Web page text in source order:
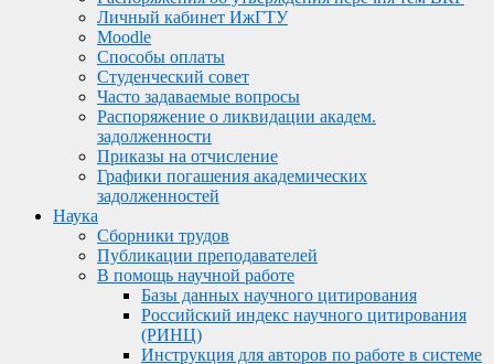
Личный кабинет ИжГТУ
Moodle
Способы оплаты
Студенческий совет
Часто задаваемые вопросы
Распоряжение о ликвидации академ.
задолженности
Приказы на отчисление
Графики погашения академических
задолженностей
Наука
Сборники трудов
Публикации преподавателей
В помощь научной работе
Базы данных научного цитирования
Российский индекс научного цитирования
(РИНЦ)
Инструкция для авторов по работе в системе